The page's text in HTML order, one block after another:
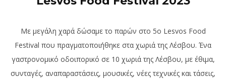
Με μεγάλη χαρά δώσαμε το παρών στο 5ο Lesvos Food
Festival που πραγματοποιήθηκε στα χωριά της Λέσβου. Ένα
γαστρονομικό οδοιπορικό σε 10 χωριά της Λέσβου, με έθιμα,
συνταγές, αναπαραστάσεις, μουσικές, νέες τεχνικές και τάσεις,